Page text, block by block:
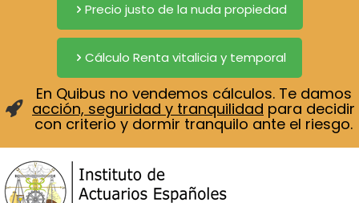
En Quibus no vendemos cálculos. Te damos
acción, seguridad y tranquilidad para decidir
con criterio y dormir tranquilo ante el riesgo.
Precio justo de la nuda propiedad
Cálculo Renta vitalicia y temporal